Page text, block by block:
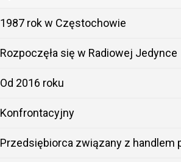
1987 rok w Częstochowie
Rozpoczęła się w Radiowej Jedynce
Od 2016 roku
Konfrontacyjny
Przedsiębiorca związany z handlem